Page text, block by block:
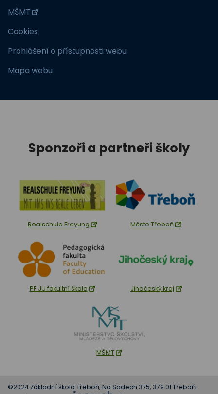
MŠMT
Cookies
Prohlášení o přístupnosti webu
Mapa webu
Sponzoři a partneři školy
Realschule Freyung Město Třeboň
PF JU fakultní škola Jihočeský kraj
MŠMT
©2024 Základní škola Třeboň, Na Sadech 375, 379 01 Třeboň